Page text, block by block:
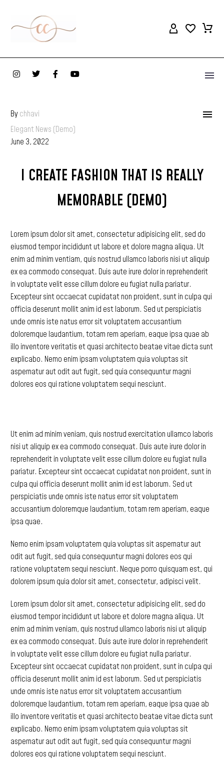

Bychhavi
Elegant News (Demo)
June 3, 2022
I CREATE FASHION THAT IS REALLY
MEMORABLE (DEMO)
Lorem ipsum dolorsitamet, consecteturadipisicing elit, sed do
eiusmodtemporincididuntutlabore etdolore magna aliqua. Ut
enim ad minimventiam, quis nostrud ullamco laboris nisi utaliquip
exea commodo consequat. Duis aute irure dolorin reprehenderit
involuptatevelitesse cillum dolore eufugiatnulla pariatur.
Excepteursintoccaecatcupidatatnon proident, suntin culpa qui
officia deseruntmollitanim id estlaborum. Sed utperspiciatis
unde omnis iste natus errorsitvoluptatem accusantium
doloremque laudantium,totam rem aperiam, eaque ipsa quae ab
illo inventoreveritatis etquasi architecto beataevitae dicta sunt
explicabo. Nemo enim ipsamvoluptatem quiavoluptas sit
aspernaturautoditautfugit, sed quia consequunturmagni
dolores eos qui rationevoluptatem sequi nesciunt.
Utenim ad minimveniam, quis nostrud exercitation ullamco laboris
nisi utaliquip exea commodo consequat. Duis aute irure dolorin
reprehenderitinvoluptatevelitesse cillum dolore eufugiatnulla
pariatur. Excepteursintoccaecatcupidatatnon proident, suntin
culpa qui officia deseruntmollitanim id estlaborum. Sed ut
perspiciatis unde omnis iste natus errorsitvoluptatem
accusantium doloremque laudantium,totam rem aperiam, eaque
ipsa quae.
Nemo enim ipsamvoluptatem quiavoluptas sitaspernaturaut
oditautfugit, sed quia consequunturmagni dolores eos qui
rationevoluptatem sequi nesciunt. Neque porro quisquam est, qui
dolorem ipsum quia dolorsitamet, consectetur, adipiscivelit.
Lorem ipsum dolorsitamet, consecteturadipisicing elit, sed do
eiusmodtemporincididuntutlabore etdolore magna aliqua. Ut
enim ad minimveniam, quis nostrud ullamco laboris nisi utaliquip
exea commodo consequat. Duis aute irure dolorin reprehenderit
involuptatevelitesse cillum dolore eufugiatnulla pariatur.
Excepteursintoccaecatcupidatatnon proident, suntin culpa qui
officia deseruntmollitanim id estlaborum. Sed utperspiciatis
unde omnis iste natus errorsitvoluptatem accusantium
doloremque laudantium,totam rem aperiam, eaque ipsa quae ab
illo inventoreveritatis etquasi architecto beataevitae dicta sunt
explicabo. Nemo enim ipsamvoluptatem quiavoluptas sit
aspernaturautoditautfugit, sed quia consequunturmagni
dolores eos qui rationevoluptatem sequi nesciunt.